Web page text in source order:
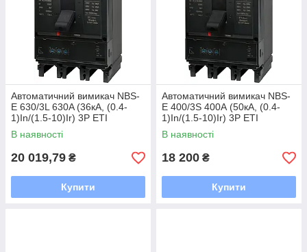
Автоматичний вимикач NBS-
E 630/3L 630A (36кА, (0.4-
1)In/(1.5-10)Ir) 3P ETI
В наявності
20 019,79 ₴
Купити
Автоматичний вимикач NBS-
E 400/3S 400А (50кА, (0.4-
1)In/(1.5-10)Ir) 3P ETI
В наявності
18 200 ₴
Купити